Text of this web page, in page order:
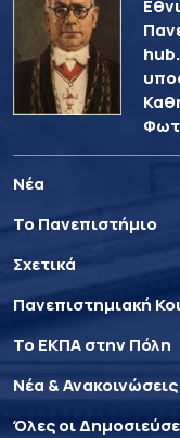
Νέα
Το Πανεπιστήμιο
Σχετικά
Πανεπιστημιακή
Το ΕΚΠΑ στην Πόλη
Νέα & Ανακοινώσεις
Όλες οι